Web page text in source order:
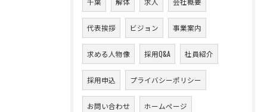
代表挨拶 ビジョン 事業案内
求める人物像 採用Q&A 社員紹介
採用申込 プライバシーポリシー
お問い合わせ ホームページ